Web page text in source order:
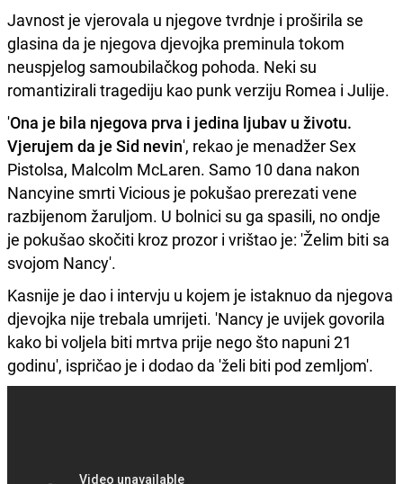
Javnost je vjerovala u njegove tvrdnje i proširila se
glasina da je njegova djevojka preminula tokom
neuspjelog samoubilačkog pohoda. Neki su
romantizirali tragediju kao punk verziju Romea i Julije.
'Ona je bila njegova prva i jedina ljubav u životu.
Vjerujem da je Sid nevin', rekao je menadžer Sex
Pistolsa, Malcolm McLaren. Samo 10 dana nakon
Nancyine smrti Vicious je pokušao prerezati vene
razbijenom žaruljom. U bolnici su ga spasili, no ondje
je pokušao skočiti kroz prozor i vrištao je: 'Želim biti sa
svojom Nancy'.
Kasnije je dao i intervju u kojem je istaknuo da njegova
djevojka nije trebala umrijeti. 'Nancy je uvijek govorila
kako bi voljela biti mrtva prije nego što napuni 21
godinu', ispričao je i dodao da 'želi biti pod zemljom'.